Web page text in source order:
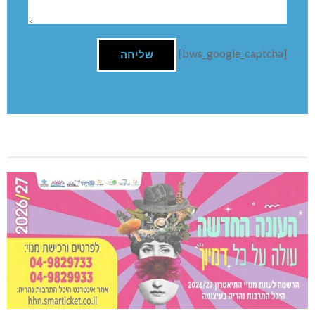
[bws_google_captcha]